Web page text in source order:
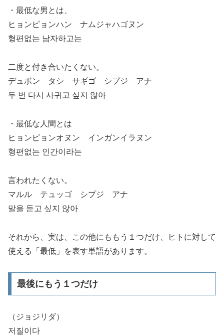
・最低な男とは、
ヒョンピョンハン ナムジャハゴヌン
형편없는 남자하고는
二度と付き合いたくない。
デュボン タシ サギゴ シプジ アナ
두 번 다시 사귀고 싶지 않아
・最低な人間とは
ヒョンピョンオヌン インガンイラヌン
형편없는 인간이라는
言われたくない。
マルル テュッゴ シプジ アナ
말을 듣고 싶지 않아
それから、実は、この他にももう１つだけ、ヒトに対して
使える「最低」を表す単語があります。
最後にもう１つだけ
（ジョジリダ）
저질이다